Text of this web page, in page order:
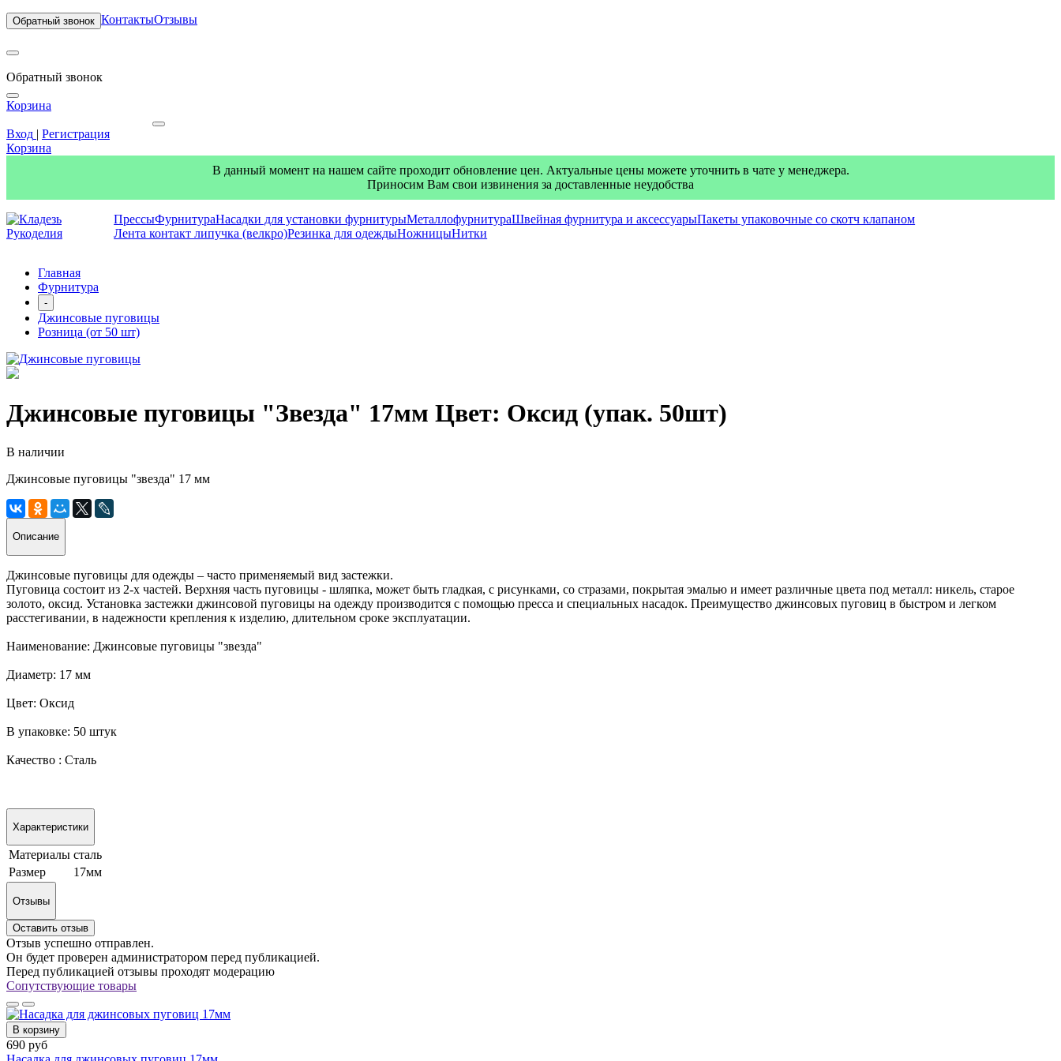
Обратный звонок КонтактыОтзывы
Обратный звонок
Корзина
Вход | Регистрация
Корзина
В данный момент на нашем сайте проходит обновление цен. Актуальные цены можете уточнить в чате у менеджера.
Приносим Вам свои извинения за доставленные неудобства
ПрессыФурнитураНасадки для установки фурнитурыМеталлофурнитураШвейная фурнитура и аксессуарыПакеты упаковочные со скотч клапаном
Лента контакт липучка (велкро)Резинка для одеждыНожницыНитки
Главная
Фурнитура
-
Джинсовые пуговицы
Розница (от 50 шт)
Джинсовые пуговицы "Звезда" 17мм Цвет: Оксид (упак. 50шт)
В наличии
Джинсовые пуговицы "звезда" 17 мм
Описание
Джинсовые пуговицы для одежды – часто применяемый вид застежки.
Пуговица состоит из 2-х частей. Верхняя часть пуговицы - шляпка, может быть гладкая, с рисунками, со стразами, покрытая эмалью и имеет различные цвета под металл: никель, старое
золото, оксид. Установка застежки джинсовой пуговицы на одежду производится с помощью пресса и специальных насадок. Преимущество джинсовых пуговиц в быстром и легком
расстегивании, в надежности крепления к изделию, длительном сроке эксплуатации.
Наименование: Джинсовые пуговицы "звезда"
Диаметр: 17 мм
Цвет: Оксид
В упаковке: 50 штук
Качество : Сталь
Характеристики
Материалы сталь
Размер
17мм
Отзывы
Оставить отзыв
Отзыв успешно отправлен.
Он будет проверен администратором перед публикацией.
Перед публикацией отзывы проходят модерацию
Сопутствующие товары
В корзину
690 руб